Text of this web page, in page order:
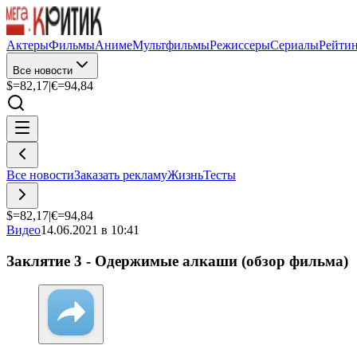
АктерыФильмыАнимеМультфильмыРежиссерыСериалы
Все новости
$=82,17|€=94,84
Все новостиЗаказать рекламуЖизньТесты
$=82,17|€=94,84
Видео14.06.2021 в 10:41
Заклятие 3 - Одержимые алкаши (обзор фильма)